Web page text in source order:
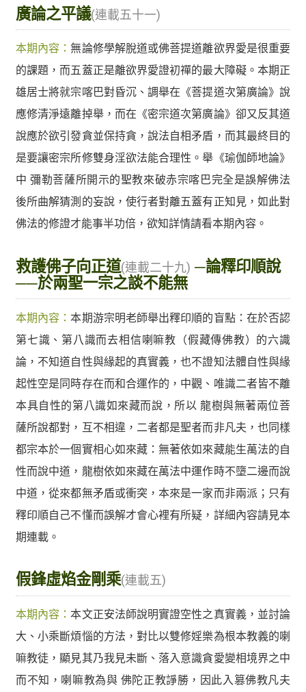
廣論之平議(連載五十一)
本期內容：無論修學解脫道或佛菩提道離欲界愛是很重要
的課題，而五蓋正是離欲界愛證初禪的最大障礙。本期正
雄居士將就宗喀巴對昏沉、調舉在《菩提道次第廣論》說
應修清淨遠離掉舉，而在《密宗道次第廣論》卻又反其道
說應於欲引發貪並保持貪，說法自相矛盾，而其最終目的
是要讓密宗所修雙身淫欲法能合理性。舉《瑜伽師地論》
中 彌勒菩薩所開示的聖教來破赤宗喀巴完全是誤解佛法
後所曲解猜測的妄說，使行者對離五蓋有正知見，如此對
佛法的修證才能事半功倍，欲知詳情請看本期內容。
救護佛子向正道(連載二十九) ─論釋印順說
──於兩聖一宗之談不能無
本期內容：本期游宗明老師舉出釋印順的盲點：在於否認
第七識、第八識而去相信喇嘛教（假藏傳佛教）的六識
論，不知道自性與緣起的真實義，也不證知法體自性與緣
起性空是同時存在而和合運作的，中觀、唯識二者皆不離
本具自性的第八識如來藏而說，所以 龍樹與無著兩位菩
薩所說都對，互不相違，二者都是聖者而非凡夫，也同樣
都宗本於一個實相心如來藏：無著依如來藏能生萬法的自
性而說中道，龍樹依如來藏在萬法中運作時不墮二邊而說
中道，從來都無矛盾或衝突，本來是一家而非兩派；只有
釋印順自己不懂而誤解才會心裡有所疑，詳細內容請見本
期連載。
假鋒虛焰金剛乘(連載五)
本期內容：本文正安法師說明實證空性之真實義，並討論
大、小乘斷煩惱的方法，對比以雙修婬樂為根本教義的喇
嘛教徒，顯見其乃我見未斷、落入意識貪愛變相境界之中
而不知，喇嘛教為與 佛陀正教諍勝，因此入篡佛教凡夫